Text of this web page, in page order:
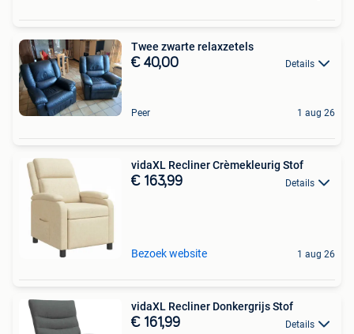
Twee zwarte relaxzetels
€ 40,00 Details
Peer 1 aug 26
vidaXL Recliner Crèmekleurig Stof
€ 163,99 Details
Bezoek website 1 aug 26
vidaXL Recliner Donkergrijs Stof
€ 161,99 Details